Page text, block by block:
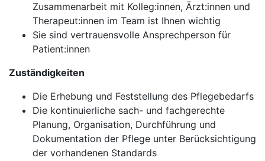
Zusammenarbeit mit Kolleg:innen, Ärzt:innen und
Therapeut:innen im Team ist Ihnen wichtig
Sie sind vertrauensvolle Ansprechperson für
Patient:innen
Zuständigkeiten
Die Erhebung und Feststellung des Pflegebedarfs
Die kontinuierliche sach- und fachgerechte
Planung, Organisation, Durchführung und
Dokumentation der Pflege unter Berücksichtigung
der vorhandenen Standards